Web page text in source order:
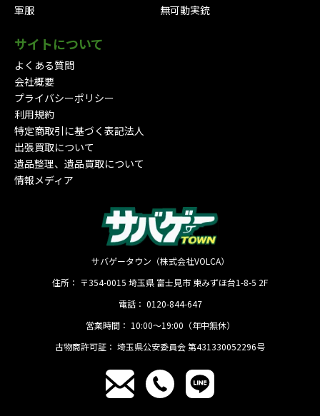
軍服
無可動実銃
サイトについて
よくある質問
会社概要
プライバシーポリシー
利用規約
特定商取引に基づく表記法人
出張買取について
遺品整理、遺品買取について
情報メディア
サバゲータウン（株式会社VOLCA）
住所： 〒354-0015 埼玉県 富士見市 東みずほ台1-8-5 2F
電話： 0120-844-647
営業時間： 10:00〜19:00（年中無休）
古物商許可証： 埼玉県公安委員会 第431330052296号